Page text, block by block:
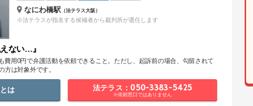
なにわ橋駅 （法テラス大阪）
※法テラスが指名する候補者から裁判所が選任します
ない…』
費用0円で弁護活動を依頼できること。ただし、起訴前の場合、勾留されて
方は対象外です。
は 法テラス：050-3383-5425
※依頼窓口ではありません